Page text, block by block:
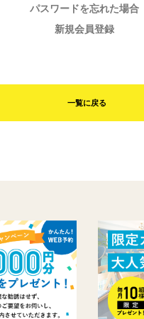
パスワードを忘れた場合
新規会員登録
一覧に戻る